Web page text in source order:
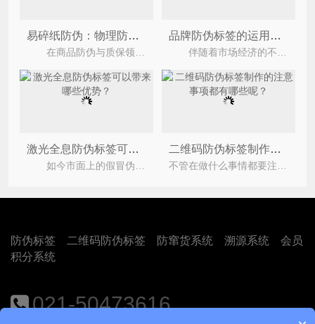
易碎纸防伪：物理防拆的防线 品牌防伪标签的运用具有什么价值优势？
激光全息防伪标签可以带来哪些优势？ 二维码防伪标签制作的注意事项都有哪些呢？
防伪标签 二维码防伪标签 防窜货系统 溯源系统
会员
积分系统
021-50473616